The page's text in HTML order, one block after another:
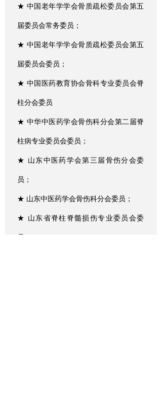
★ 中国老年学学会骨质疏松委员会第五
届委员会常务委员；
★ 中国老年学学会骨质疏松委员会第五
届委员会委员；
★ 中国医药教育协会骨科专业委员会脊
柱分会委员
★ 中华中医药学会骨伤科分会第二届脊
柱病专业委员会委员；
★ 山东中医药学会第三届骨伤分会委
员；
★ 山东中医药学会骨伤科分会委员；
★ 山东省脊柱脊髓损伤专业委员会委